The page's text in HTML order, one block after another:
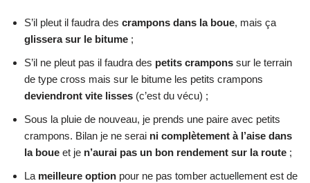
S’il pleut il faudra des crampons dans la boue, mais ça
glissera sur le bitume ;
S’il ne pleut pas il faudra des petits crampons sur le terrain
de type cross mais sur le bitume les petits crampons
deviendront vite lisses (c’est du vécu) ;
Sous la pluie de nouveau, je prends une paire avec petits
crampons. Bilan je ne serai ni complètement à l’aise dans
la boue et je n’aurai pas un bon rendement sur la route ;
La meilleure option pour ne pas tomber actuellement est de